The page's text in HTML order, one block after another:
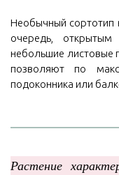
Необычный сортотип
очередь, открытым
небольшие листовые
позволяют по
подоконника или
Растение